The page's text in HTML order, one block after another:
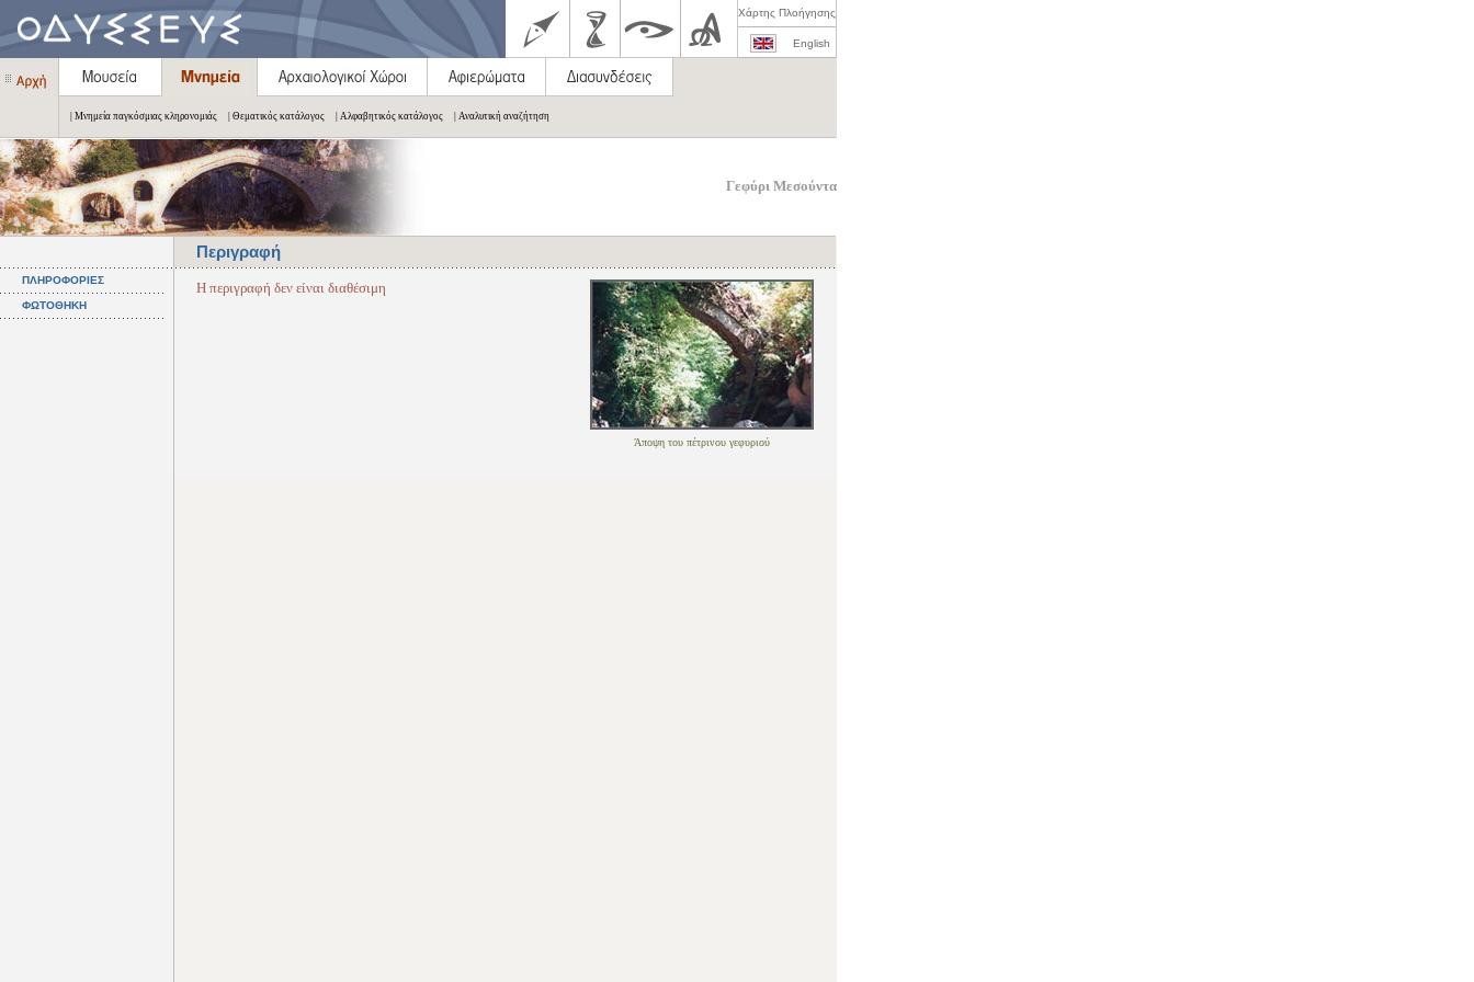
Χάρτης Πλοήγησης
English
| Μνημεία παγκόσμιας κληρονομιάς | Θεματικός κατάλογος | Αλφαβητικός κατάλογος | Αναλυτική αναζήτηση
Γεφύρι Μεσούντα
Περιγραφή
ΠΛΗΡΟΦΟΡΙΕΣ
ΦΩΤΟΘΗΚΗ
Άποψη του πέτρινου γεφυριού
Η περιγραφή δεν είναι διαθέσιμη